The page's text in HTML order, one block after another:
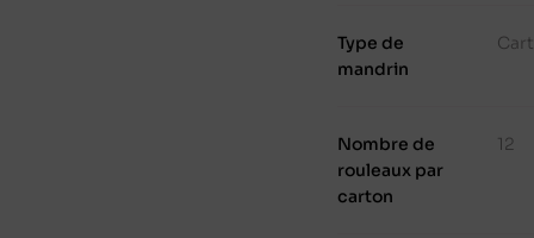
Type de
mandrin
Nombre de
rouleaux par
carton
12